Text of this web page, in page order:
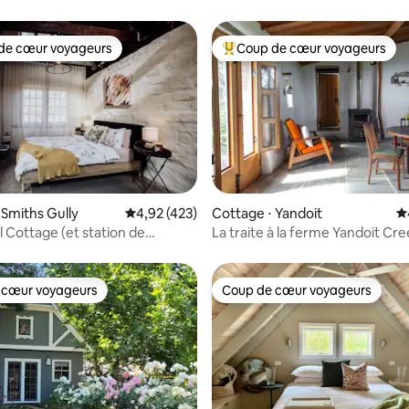
base de 160 commentaires : 4,93 sur 5
cœur voyageurs les plus appréciés
cœur voyageurs
Gully Évaluation moyenne sur la base de 423
4,92 (423)
Cottage (et station de
Coups de cœur voyageurs les
Coup de cœur voyageurs
Cottage ⋅ Yandoit
La traite à la ferme Yandoit
cœur voyageurs
voyageurs Coup de cœur voyageurs
Coup de cœur voyageurs